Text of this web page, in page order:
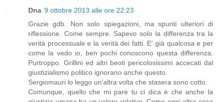
Dna 9 ottobre 2013 alle ore 22:23
Grazie gdb. Non solo spiegazioni, ma spunti ulteriori di
riflessione. Come sempre. Sapevo solo la differenza tra la
verità processuale e la verità dei fatti. E' già qualcosa e per
come la vedo io, ben pochi conoscono questa differenza.
Purtroppo. Grillini ed altri beoti pericolosissimi accecati dal
giustizialismo politico ignorano anche questo.
Sergiomauri lo leggo un'altra volta che stasera sono cotto.
Comunque, quello che mi pare tu ci dica è che anche la